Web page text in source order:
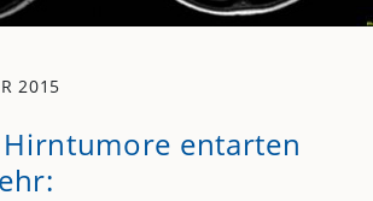
2015
entarten